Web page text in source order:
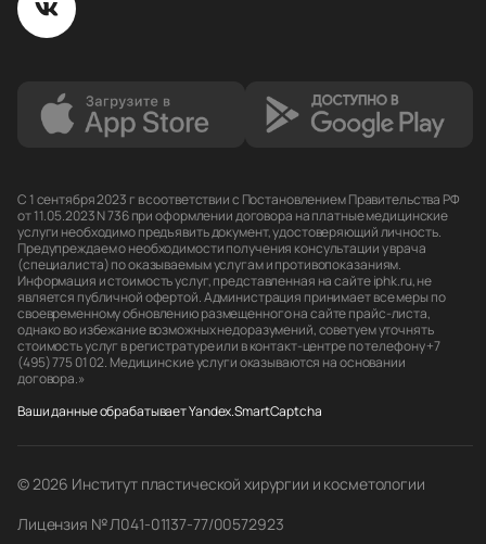
С 1 сентября 2023 г в соответствии с Постановлением Правительства РФ
от 11.05.2023 N 736 при оформлении договора на платные медицинские
услуги необходимо предъявить документ, удостоверяющий личность.
Предупреждаем о необходимости получения консультации у врача
(специалиста) по оказываемым услугам и противопоказаниям.
Информация и стоимость услуг, представленная на сайте iphk.ru, не
является публичной офертой. Администрация принимает все меры по
своевременному обновлению размещенного на сайте прайс-листа,
однако во избежание возможных недоразумений, советуем уточнять
стоимость услуг в регистратуре или в контакт-центре по телефону +7
(495) 775 01 02. Медицинские услуги оказываются на основании
договора.»
Ваши данные обрабатывает Yandex.SmartCaptcha
© 2026 Институт пластической хирургии и косметологии
Лицензия № Л041-01137-77/00572923